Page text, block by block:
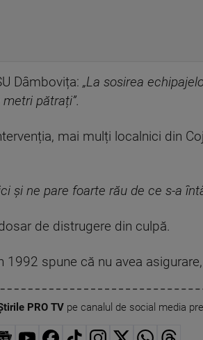
Dâmbovița: „La sosirea
pătrați”.
mai mulți localnici din
și ne pare foarte rău de ce s-a
de distrugere din culpă.
1992 spune că nu avea
PRO TVpe canalul de social media